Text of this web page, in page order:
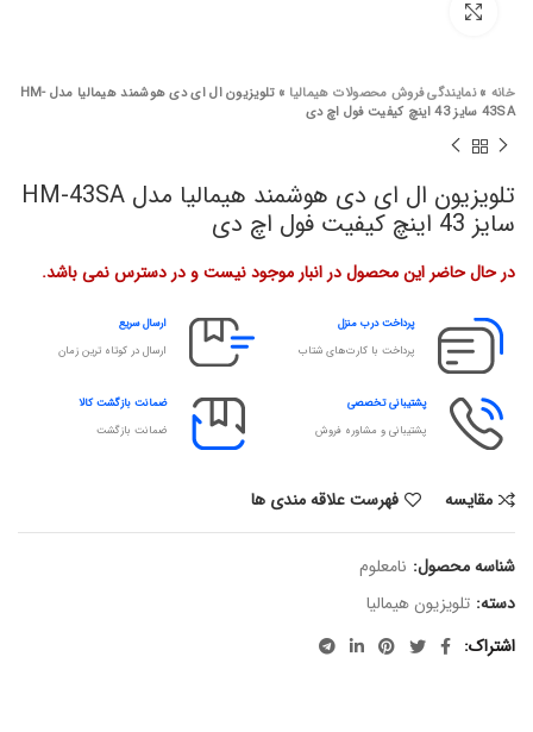
خانه »نمایندگی فروش محصولات هیمالیا »
تلویزیون ال ای دی هوشمند هیمالیا مدل HM-
43SA سایز 43 اینچ کیفیت فول اچ دی
تلویزیون ال ای دی هوشمند هیمالیا مدل HM-43SA
سایز 43 اینچ کیفیت فول اچ دی
در حال حاضر این محصول در انبار موجود نیست و در دسترس نمی باشد.
پرداخت درب منزل
پرداخت با کارت‌های شتاب
ارسال سریع
ارسال در کوتاه ترین زمان
پشتیبانی تخصصی
پشتیبانی و مشاوره فروش
ضمانت بازگشت کالا
ضمانت بازگشت
مقایسه فهرست علاقه مندی ها
شناسه محصول: نامعلوم
دسته: تلویزیون هیمالیا
اشتراک